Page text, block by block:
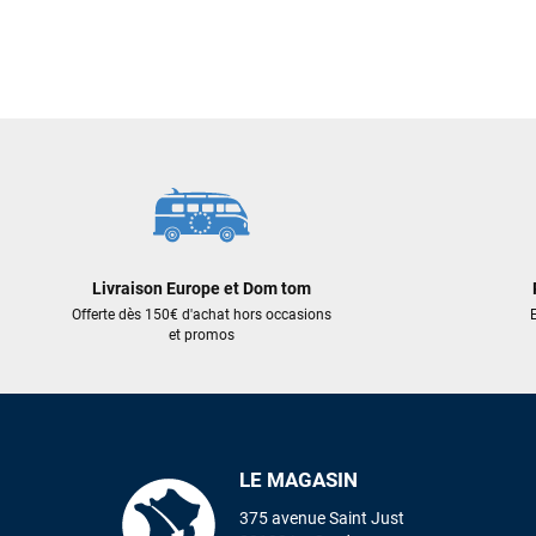
Livraison Europe et Dom tom
Offerte dès 150€ d'achat hors occasions
et promos
LE MAGASIN
375 avenue Saint Just